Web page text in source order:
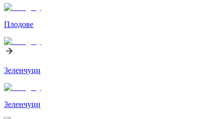
Плодове
Зеленчуци
Зеленчуци